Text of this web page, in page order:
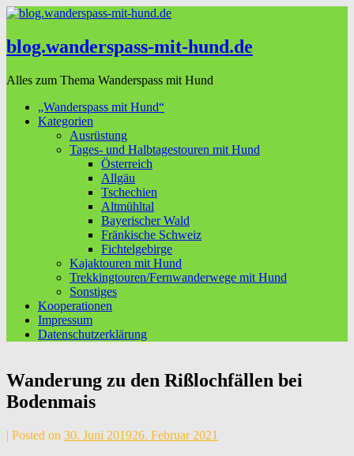
blog.wanderspass-mit-hund.de
Alles zum Thema Wanderspass mit Hund
„Wanderspass mit Hund“
Kategorien
Ausrüstung
Tages- und Halbtagestouren mit Hund
Österreich
Allgäu
Tschechien
Altmühltal
Bayerischer Wald
Fränkische Schweiz
Fichtelgebirge
Kajaktouren mit Hund
Trekkingtouren/Fernwanderwege mit Hund
Sonstiges
Kooperationen
Impressum
Datenschutzerklärung
Wanderung zu den Rißlochfällen bei
Bodenmais
by
| Posted on 30. Juni 201926. Februar 2021